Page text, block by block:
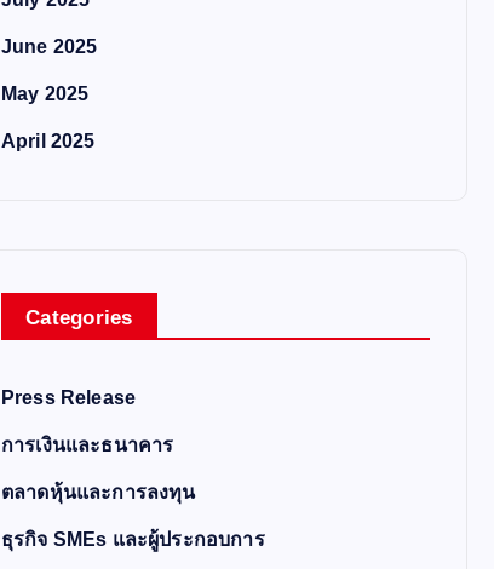
June 2025
May 2025
April 2025
Categories
Press Release
การเงินและธนาคาร
ตลาดหุ้นและการลงทุน
ธุรกิจ SMEs และผู้ประกอบการ